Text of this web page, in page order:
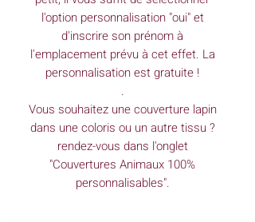
l'option personnalisation "oui" et
d'inscrire son prénom à
l'emplacement prévu à cet effet. La
personnalisation est gratuite !
.
Vous souhaitez une couverture lapin
dans une coloris ou un autre tissu ?
rendez-vous dans l'onglet
"Couvertures Animaux 100%
personnalisables".